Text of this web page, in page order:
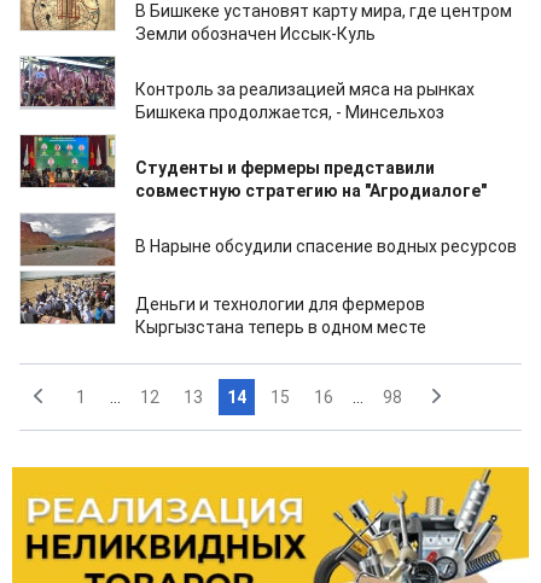
В Бишкеке установят карту мира, где центром
Земли обозначен Иссык-Куль
20.02.2026
Контроль за реализацией мяса на рынках
Бишкека продолжается, - Минсельхоз
20.02.2026
Студенты и фермеры представили
совместную стратегию на "Агродиалоге"
20.02.2026
В Нарыне обсудили спасение водных ресурсов
19.02.2026
Деньги и технологии для фермеров
Кыргызстана теперь в одном месте
1 12 13 14 15 16 98